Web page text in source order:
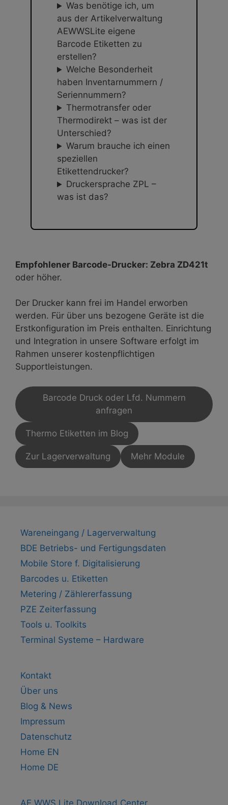
Was benötige ich, um
aus der Artikelverwaltung
AEWWSLite eigene
Barcode Etiketten zu
erstellen?
Welche Besonderheit
haben Inventarnummern /
Seriennummern?
Thermotransfer oder
Thermodirekt – was ist der
Unterschied?
Warum brauche ich einen
speziellen
Etikettendrucker?
Druckersprache ZPL –
was ist das?
Empfohlener Barcode-Drucker: Zebra ZD421t
oder höher.
Der Drucker kann frei im Handel erworben
werden. Für über uns bezogene Geräte ist die
Erstkonfiguration im Preis enthalten. Einrichtung
und Integration in unsere Software erfolgt im
Rahmen unserer kostenpflichtigen
Supportleistungen.
Barcode Druck oder Lfd. Nummern
anfragen
Thermo Etiketten im Blog
Zur Lagerverwaltung Mehr Module
Wareneingang / Lagerverwaltung
BDE Betriebs- und Fertigungsdaten
Mobile Store f. Digitalisierung
Barcodes u. Etiketten
Metering / Zählererfassung
PZE Zeiterfassung
Tools u. Toolkits
Terminal Systeme – Hardware
Kontakt
Über uns
Blog & News
Impressum
Datenschutz
Home EN
Home DE